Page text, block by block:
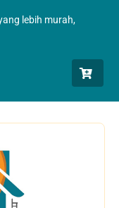
lebih murah,